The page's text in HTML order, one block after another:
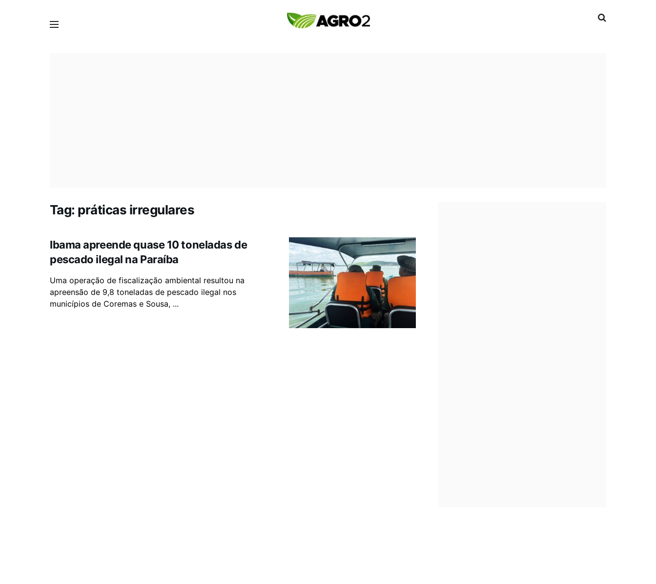
Tag: práticas irregulares
Ibama apreende quase 10 toneladas de
pescado ilegal na Paraíba
Uma operação de fiscalização ambiental resultou na
apreensão de 9,8 toneladas de pescado ilegal nos
municípios de Coremas e Sousa, ...